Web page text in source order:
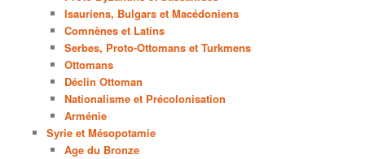
Isauriens, Bulgars et Macédoniens
Comnènes et Latins
Serbes, Proto-Ottomans et Turkmens
Ottomans
Déclin Ottoman
Nationalisme et Précolonisation
Arménie
Syrie et Mésopotamie
Age du Bronze